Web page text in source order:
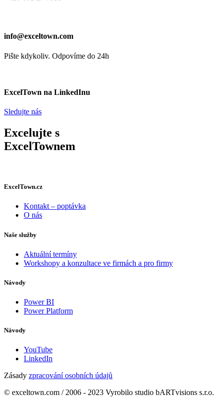
info@exceltown.com
Pište kdykoliv. Odpovíme do 24h
ExcelTown na LinkedInu
Sledujte nás
Excelujte s
ExcelTownem
ExcelTown.cz
Kontakt – poptávka
O nás
Naše služby
Aktuální termíny
Workshopy a konzultace ve firmách a pro firmy
Návody
Power BI
Power Platform
Návody
YouTube
LinkedIn
Zásady zpracování osobních údajů
© exceltown.com / 2006 - 2023 Vyrobilo studio bARTvisions s.r.o.